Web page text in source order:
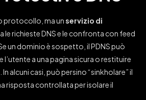
protocollo, ma unservizio di
le richieste DNS e le confronta con feed
un dominio è sospetto, il PDNS può
a una pagina sicura o restituire
In alcuni casi, può persino “sinkholare” il
risposta controllata per isolare il